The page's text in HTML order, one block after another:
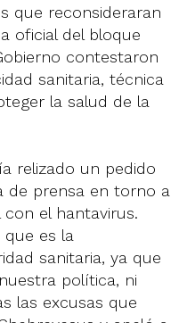
que reconsideraran
oficial del bloque
contestaron
sanitaria, técnica
la salud de la
relizado un pedido
de prensa en torno a
el hantavirus.
es la
sanitaria, ya que
política, ni
las excusas que